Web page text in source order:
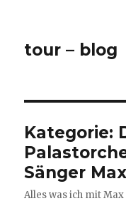
tour – blog
Kategorie:
Sänger
Alles was ich mit